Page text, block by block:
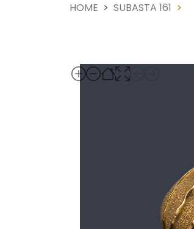
HOME SUBASTA 161